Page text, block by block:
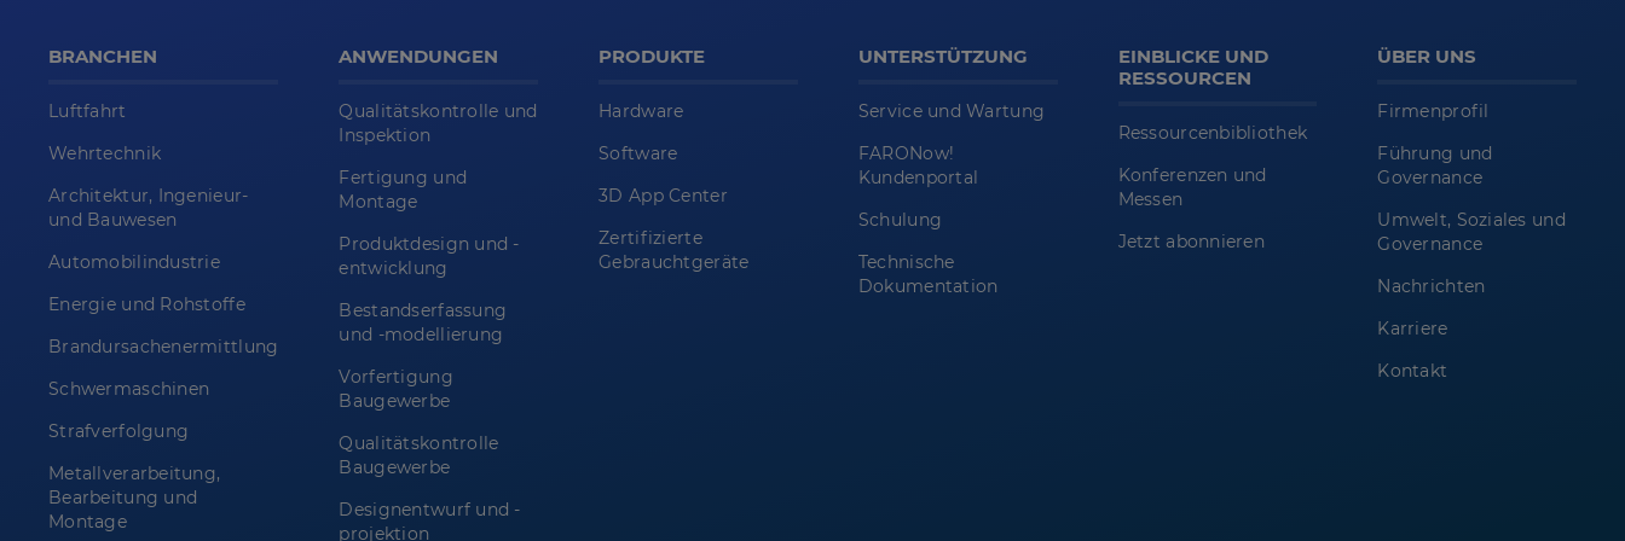
BRANCHEN
Luftfahrt
Wehrtechnik
Architektur, Ingenieur-
und Bauwesen
Automobilindustrie
Energie und Rohstoffe
Brandursachenermittlung
Schwermaschinen
Strafverfolgung
Metallverarbeitung,
Bearbeitung und
Montage
ANWENDUNGEN
Qualitätskontrolle und
Inspektion
Fertigung und
Montage
Produktdesign und -
entwicklung
Bestandserfassung
und -modellierung
Vorfertigung
Baugewerbe
Qualitätskontrolle
Baugewerbe
Designentwurf und -
projektion
PRODUKTE
Hardware
Software
3D App Center
Zertifizierte
Gebrauchtgeräte
UNTERSTÜTZUNG
Service und Wartung
FARONow!
Kundenportal
Schulung
Technische
Dokumentation
EINBLICKE UND
RESSOURCEN
Ressourcenbibliothek
Konferenzen und
Messen
Jetzt abonnieren
ÜBER UNS
Firmenprofil
Führung und
Governance
Umwelt, Soziales und
Governance
Nachrichten
Karriere
Kontakt